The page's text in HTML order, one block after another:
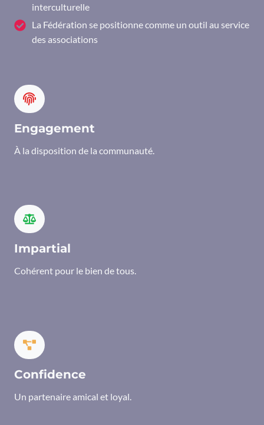
interculturelle
La Fédération se positionne comme un outil au service
des associations
Engagement
À la disposition de la communauté.
Impartial
Cohérent pour le bien de tous.
Confidence
Un partenaire amical et loyal.